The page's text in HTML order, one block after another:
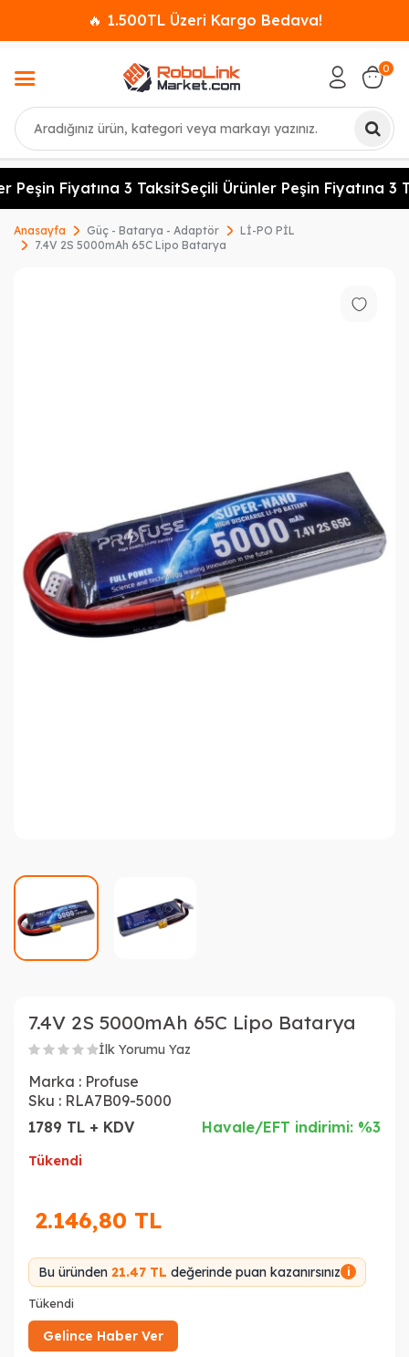
🔥 1.500TL Üzeri Kargo Bedava!
Ara
0
Peşin Fiyatına 3 TaksitSeçili Ürünler Peşin Fiyatına 3
Anasayfa Güç - Batarya - Adaptör
Lİ-PO PİL
7.4V 2S 5000mAh 65C Lipo Batarya
7.4V 2S 5000mAh 65C Lipo Batarya
İlk Yorumu Yaz
Marka : Profuse
Sku : RLA7B09-5000
1789 TL + KDV
Havale/EFT indirimi: %3
Tükendi
2.146,80 TL
Bu üründen 21.47 TL değerinde puan kazanırsınız i
Tükendi
Gelince Haber Ver